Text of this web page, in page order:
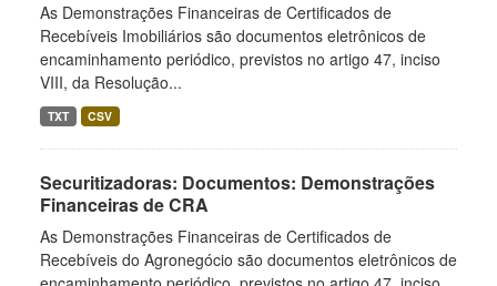
As Demonstrações Financeiras de Certificados de
Recebíveis Imobiliários são documentos eletrônicos de
encaminhamento periódico, previstos no artigo 47, inciso
VIII, da Resolução...
TXT CSV
Securitizadoras: Documentos: Demonstrações
Financeiras de CRA
As Demonstrações Financeiras de Certificados de
Recebíveis do Agronegócio são documentos eletrônicos de